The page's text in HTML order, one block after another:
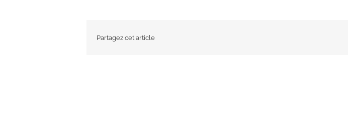
Partagez cet article